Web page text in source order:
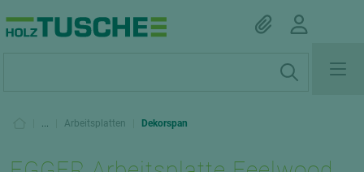
... Arbeitsplatten Dekorspan